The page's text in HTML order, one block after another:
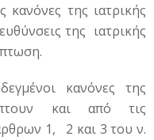
κανόνες της ιατρικής
της ιατρικής
κανόνες της
και από τις
1, 2 και 3 του ν.